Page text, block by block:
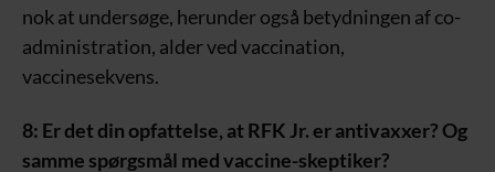
nok at undersøge, herunder også betydningen af co-
administration, alder ved vaccination,
vaccinesekvens.
8: Er det din opfattelse, at RFK Jr. er antivaxxer? Og
samme spørgsmål med vaccine-skeptiker?